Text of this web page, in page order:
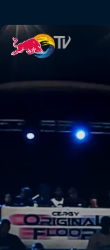
The